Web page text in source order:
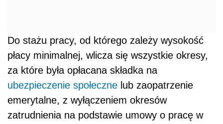
Do stażu pracy, od którego zależy wysokość
płacy minimalnej, wlicza się wszystkie okresy,
za które była opłacana składka na
ubezpieczenie społeczne lub zaopatrzenie
emerytalne, z wyłączeniem okresów
zatrudnienia na podstawie umowy o pracę w